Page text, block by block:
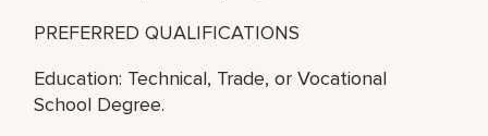
PREFERRED QUALIFICATIONS
Education: Technical, Trade, or Vocational
School Degree.